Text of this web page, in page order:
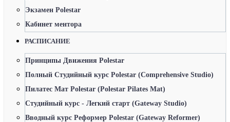
Экзамен Polestar
Кабинет ментора
РАСПИСАНИЕ
Принципы Движения Polestar
Полный Студийный курс Polestar (Comprehensive Studio)
Пилатес Мат Polestar (Polestar Pilates Mat)
Студийный курс - Легкий старт (Gateway Studio)
Вводный курс Реформер Polestar (Gateway Reformer)